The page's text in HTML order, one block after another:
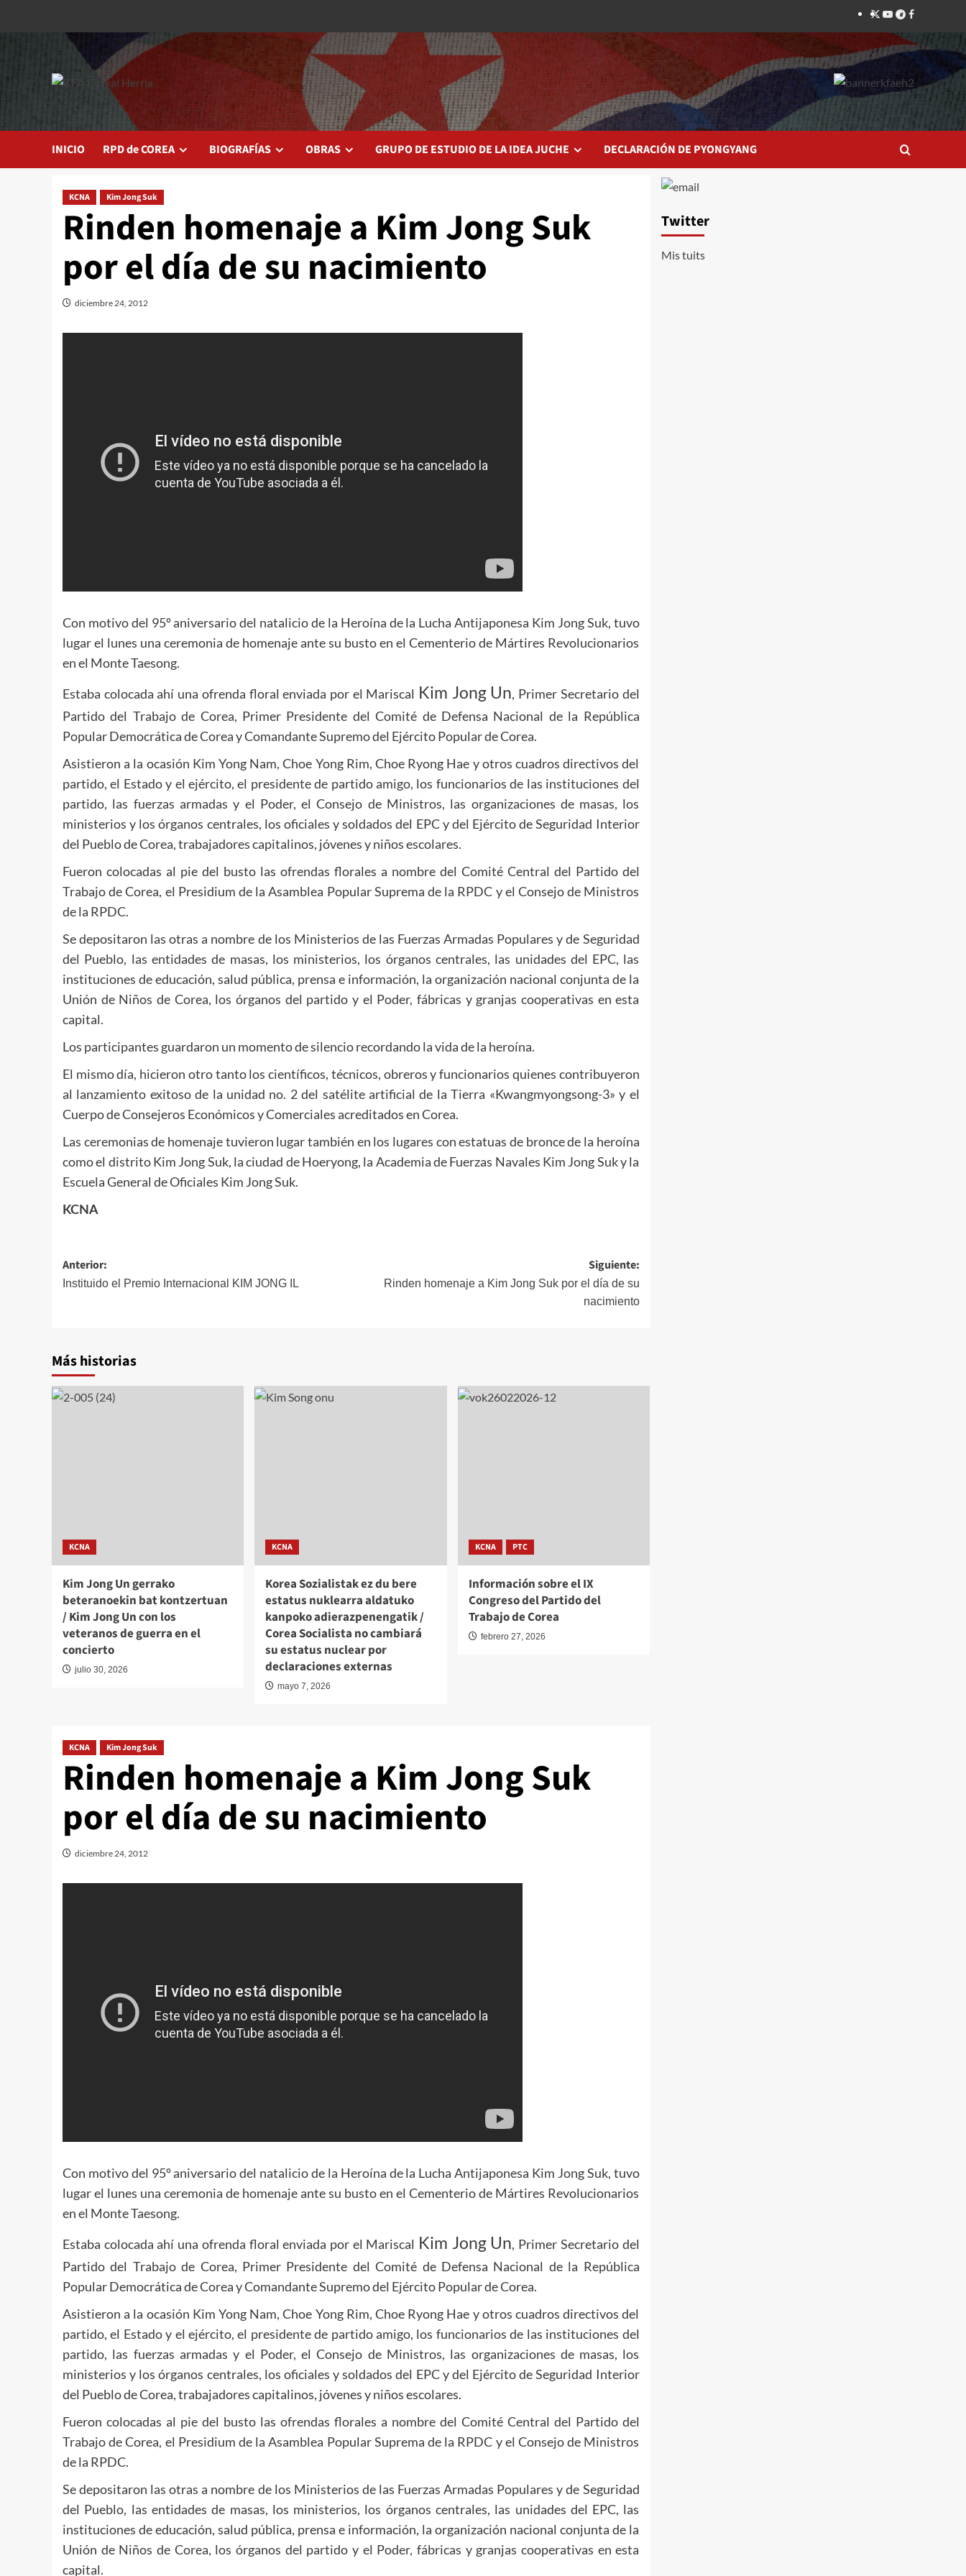
Twitter
YouTube
Telegram
Facebook
INICIO RPD de COREA BIOGRAFÍAS OBRAS GRUPO DE ESTUDIO DE LA IDEA JUCHE DECLARACIÓN DE PYONGYANG
KCNA Kim Jong Suk
Rinden homenaje a Kim Jong Suk
por el día de su nacimiento
diciembre 24, 2012
Con motivo del 95º aniversario del natalicio de la Heroína de la Lucha Antijaponesa Kim Jong Suk, tuvo
lugar el lunes una ceremonia de homenaje ante su busto en el Cementerio de Mártires Revolucionarios
en el Monte Taesong.
Estaba colocada ahí una ofrenda floral enviada por el Mariscal Kim Jong Un, Primer Secretario del
Partido del Trabajo de Corea, Primer Presidente del Comité de Defensa Nacional de la República
Popular Democrática de Corea y Comandante Supremo del Ejército Popular de Corea.
Asistieron a la ocasión Kim Yong Nam, Choe Yong Rim, Choe Ryong Hae y otros cuadros directivos del
partido, el Estado y el ejército, el presidente de partido amigo, los funcionarios de las instituciones del
partido, las fuerzas armadas y el Poder, el Consejo de Ministros, las organizaciones de masas, los
ministerios y los órganos centrales, los oficiales y soldados del EPC y del Ejército de Seguridad Interior
del Pueblo de Corea, trabajadores capitalinos, jóvenes y niños escolares.
Fueron colocadas al pie del busto las ofrendas florales a nombre del Comité Central del Partido del
Trabajo de Corea, el Presidium de la Asamblea Popular Suprema de la RPDC y el Consejo de Ministros
de la RPDC.
Se depositaron las otras a nombre de los Ministerios de las Fuerzas Armadas Populares y de Seguridad
del Pueblo, las entidades de masas, los ministerios, los órganos centrales, las unidades del EPC, las
instituciones de educación, salud pública, prensa e información, la organización nacional conjunta de la
Unión de Niños de Corea, los órganos del partido y el Poder, fábricas y granjas cooperativas en esta
capital.
Los participantes guardaron un momento de silencio recordando la vida de la heroína.
El mismo día, hicieron otro tanto los científicos, técnicos, obreros y funcionarios quienes contribuyeron
al lanzamiento exitoso de la unidad no. 2 del satélite artificial de la Tierra «Kwangmyongsong-3» y el
Cuerpo de Consejeros Económicos y Comerciales acreditados en Corea.
Las ceremonias de homenaje tuvieron lugar también en los lugares con estatuas de bronce de la heroína
como el distrito Kim Jong Suk, la ciudad de Hoeryong, la Academia de Fuerzas Navales Kim Jong Suk y la
Escuela General de Oficiales Kim Jong Suk.
KCNA
Navegación
de
Anterior:
Instituido el Premio Internacional KIM JONG IL
Siguiente:
Rinden homenaje a Kim Jong Suk por el día de su
nacimiento
Más historias
KCNA
Kim Jong Un gerrako
beteranoekin bat kontzertuan
/ Kim Jong Un con los
veteranos de guerra en el
concierto
julio 30, 2026
KCNA
Korea Sozialistak ez du bere
estatus nuklearra aldatuko
kanpoko adierazpenengatik /
Corea Socialista no cambiará
su estatus nuclear por
declaraciones externas
mayo 7, 2026
KCNA PTC
Información sobre el IX
Congreso del Partido del
Trabajo de Corea
febrero 27, 2026
KCNA Kim Jong Suk
Rinden homenaje a Kim Jong Suk
por el día de su nacimiento
diciembre 24, 2012
Con motivo del 95º aniversario del natalicio de la Heroína de la Lucha Antijaponesa Kim Jong Suk, tuvo
lugar el lunes una ceremonia de homenaje ante su busto en el Cementerio de Mártires Revolucionarios
en el Monte Taesong.
Estaba colocada ahí una ofrenda floral enviada por el Mariscal Kim Jong Un, Primer Secretario del
Partido del Trabajo de Corea, Primer Presidente del Comité de Defensa Nacional de la República
Popular Democrática de Corea y Comandante Supremo del Ejército Popular de Corea.
Asistieron a la ocasión Kim Yong Nam, Choe Yong Rim, Choe Ryong Hae y otros cuadros directivos del
partido, el Estado y el ejército, el presidente de partido amigo, los funcionarios de las instituciones del
partido, las fuerzas armadas y el Poder, el Consejo de Ministros, las organizaciones de masas, los
ministerios y los órganos centrales, los oficiales y soldados del EPC y del Ejército de Seguridad Interior
del Pueblo de Corea, trabajadores capitalinos, jóvenes y niños escolares.
Fueron colocadas al pie del busto las ofrendas florales a nombre del Comité Central del Partido del
Trabajo de Corea, el Presidium de la Asamblea Popular Suprema de la RPDC y el Consejo de Ministros
de la RPDC.
Se depositaron las otras a nombre de los Ministerios de las Fuerzas Armadas Populares y de Seguridad
del Pueblo, las entidades de masas, los ministerios, los órganos centrales, las unidades del EPC, las
instituciones de educación, salud pública, prensa e información, la organización nacional conjunta de la
Unión de Niños de Corea, los órganos del partido y el Poder, fábricas y granjas cooperativas en esta
capital.
Twitter
Mis tuits